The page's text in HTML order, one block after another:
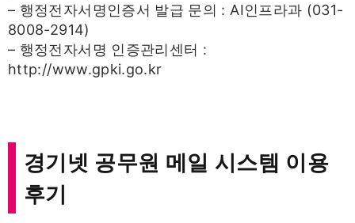
– 행정전자서명인증서 발급 문의 : AI인프라과 (031-
8008-2914)
– 행정전자서명 인증관리센터 :
http://www.gpki.go.kr
경기넷 공무원 메일 시스템 이용
후기